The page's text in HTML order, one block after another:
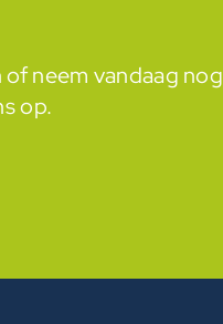
neem vandaag nog
op.